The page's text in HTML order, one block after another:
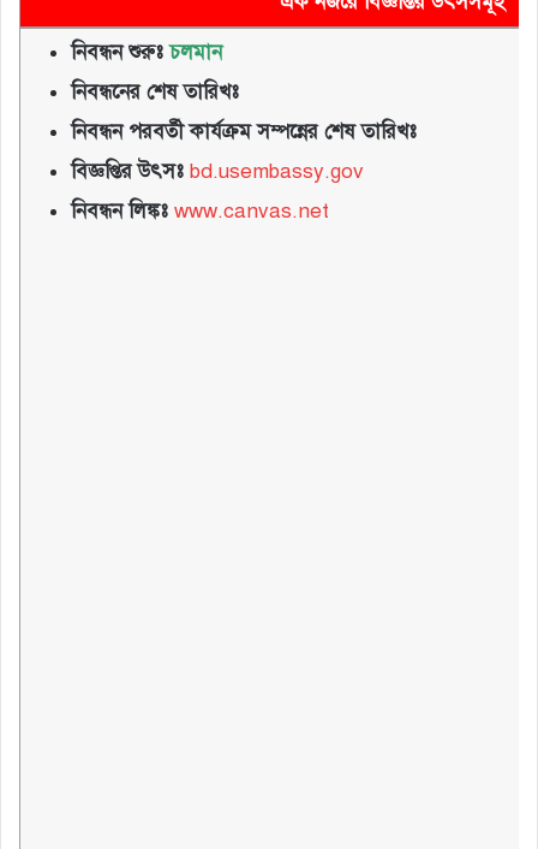
নিবন্ধন শুরুঃ চলমান
নিবন্ধনের শেষ তারিখঃ
নিবন্ধন পরবর্তী কার্যক্রম সম্পন্নের শেষ তারিখঃ
বিজ্ঞপ্তির উৎসঃ bd.usembassy.gov
নিবন্ধন লিঙ্কঃ www.canvas.net